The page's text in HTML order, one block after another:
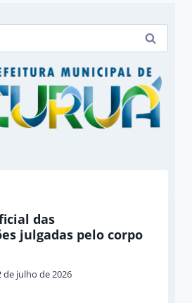
das
julgadas pelo corpo
de julho de 2026